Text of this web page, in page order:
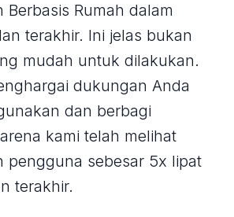
Berbasis Rumah dalam
terakhir. Ini jelas bukan
mudah untuk dilakukan.
dukungan Anda
dan berbagi
kami telah melihat
pengguna sebesar 5x lipat
terakhir.